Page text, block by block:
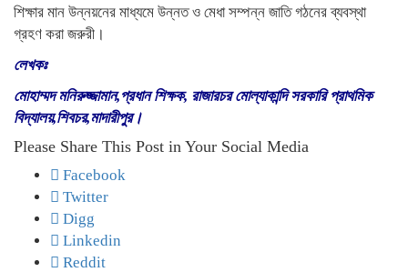
শিক্ষার মান উন্নয়নের মাধ্যমে উন্নত ও মেধা সম্পন্ন জাতি গঠনের ব্যবস্থা
গ্রহণ করা জরুরী।
লেখকঃ
মোহাম্মদ মনিরুজ্জামান,প্রধান শিক্ষক, রাজারচর মোল্যাকান্দি সরকারি প্রাথমিক
বিদ্যালয়,শিবচর,মাদারীপুর।
Please Share This Post in Your Social Media
Facebook
Twitter
Digg
Linkedin
Reddit